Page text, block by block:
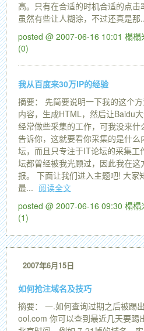
高。只有在合适的时机合适的点击
虽然有些让人糊涂，不过还真是那
posted @ 2007-06-16 10:01 榻榻
(0)
我从百度来30万IP的经验
摘要： 先简要说明一下我的这个
内容，生成HTML，然后让Baidu
经常做些采集的工作，可我没来
告诉你，这就要看你采集的是什
坛，而且只专注于IT论坛的采集
坛都曾经被我光顾过，因此我在
报。 下面让我们进入主题吧! 大家
最... 阅读全文
posted @ 2007-06-16 09:30 榻榻
(1)
2007年6月15日
如何抢注域名及技巧
摘要： 一.如何查询过期之后被踢
ool.com 你可以查到最近几天要踢